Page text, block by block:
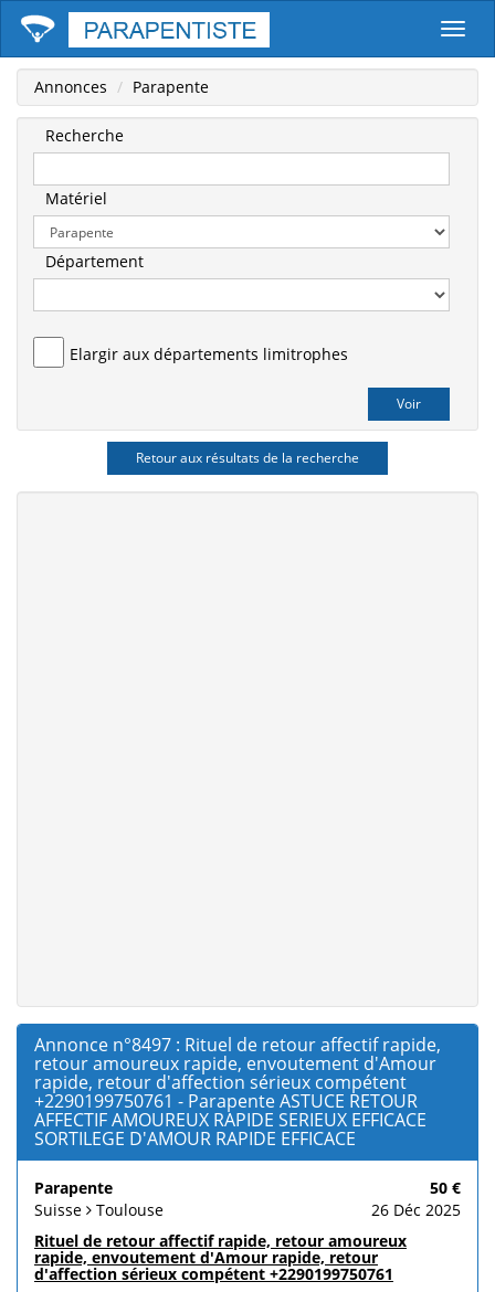
Annonces Parapente
Recherche
Matériel
Département
Elargir aux départements limitrophes
Retour aux résultats de la recherche
Annonce n°8497 : Rituel de retour affectif rapide,
retour amoureux rapide, envoutement d'Amour
rapide, retour d'affection sérieux compétent
+2290199750761 - Parapente ASTUCE RETOUR
AFFECTIF AMOUREUX RAPIDE SERIEUX EFFICACE
SORTILEGE D'AMOUR RAPIDE EFFICACE
Parapente
50 €
Suisse
Toulouse
26 Déc 2025
Rituel de retour affectif rapide, retour amoureux
rapide, envoutement d'Amour rapide, retour
d'affection sérieux compétent +2290199750761